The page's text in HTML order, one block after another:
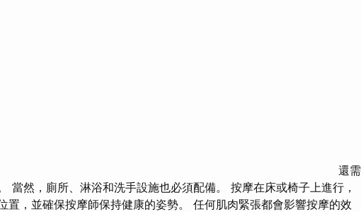
還需
當然，廁所、淋浴和洗手設施也必須配備。 按摩在床或椅子上進行，
置，並確保按摩師保持健康的姿勢。 任何肌肉緊張都會影響按摩的效